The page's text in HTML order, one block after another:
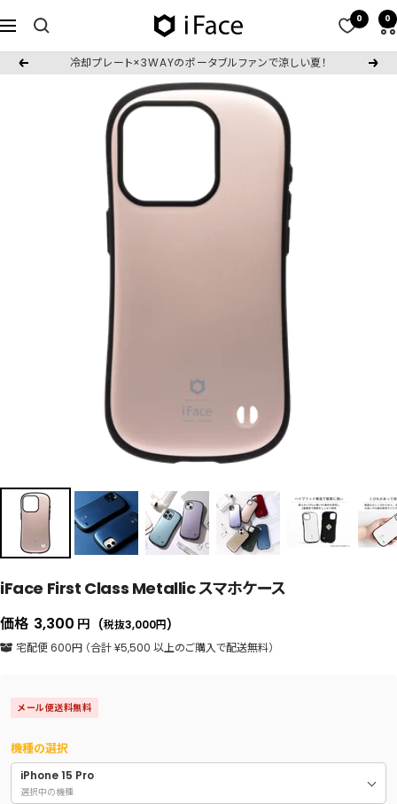
ン
ナ
ビ
ゲ
iFace
日
本
公
0 0
戻
冷却プレート×3WAYのポータブルファンで涼しい夏！
次
iFace First Class Metallic スマホケース
価格 セ
ー
価
格
3,300 円 (税抜3,000円)
宅配便 600円 （合計 ¥5,500 以上のご購入で配送無料）
メール便送料無料
機種の選択
iPhone 15 Pro
選択中の機種